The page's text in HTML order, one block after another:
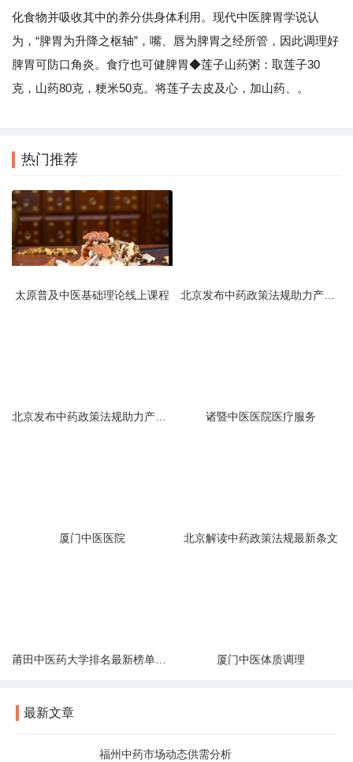
化食物并吸收其中的养分供身体利用。现代中医脾胃学说认
为，“脾胃为升降之枢轴”，嘴、唇为脾胃之经所管，因此调理好
脾胃可防口角炎。食疗也可健脾胃◆莲子山药粥：取莲子30
克，山药80克，粳米50克。将莲子去皮及心，加山药、。
热门推荐
太原普及中医基础理论线上课程
诸暨中医医院医疗服务
厦门中医医院 北京解读中药政策法规最新条文
厦门中医体质调理
最新文章
福州中药市场动态供需分析